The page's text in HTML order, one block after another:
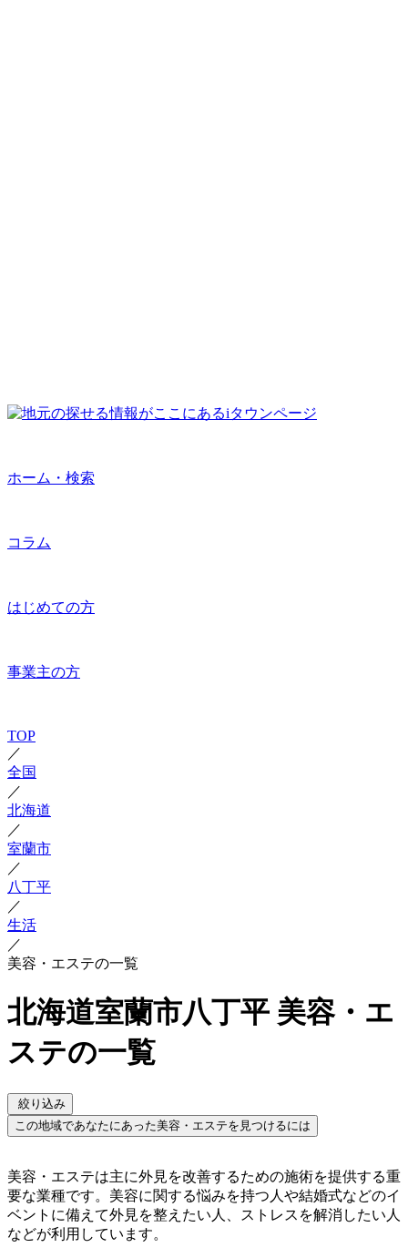
ホーム・検索
コラム
はじめての方
事業主の方
TOP
／
全国
／
北海道
／
室蘭市
／
八丁平
／
生活
／
美容・エステの一覧
北海道室蘭市八丁平 美容・エ
ステの一覧
絞り込み
この地域であなたにあった美容・エステを見つけるには
美容・エステは主に外見を改善するための施術を提供する重
要な業種です。美容に関する悩みを持つ人や結婚式などのイ
ベントに備えて外見を整えたい人、ストレスを解消したい人
などが利用しています。